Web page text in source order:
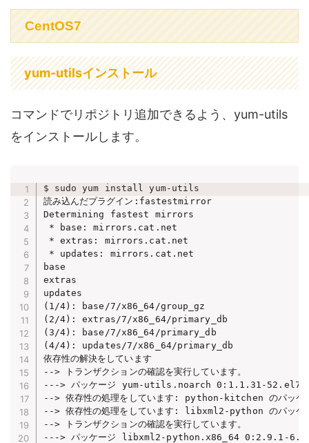
CentOS7
yum-utilsインストール
コマンドでリポジトリ追加できるよう、yum-utils
をインストールします。
$ sudo yum install yum-utils
読み込んだプラグイン:fastestmirror
Determining fastest mirrors
* base: mirrors.cat.net
* extras: mirrors.cat.net
* updates: mirrors.cat.net
base
extras
updates
(1/4): base/7/x86_64/group_gz
(2/4): extras/7/x86_64/primary_db
(3/4): base/7/x86_64/primary_db
(4/4): updates/7/x86_64/primary_db
依存性の解決をしています
--> トランザクションの確認を実行しています。
---> パッケージ yum-utils.noarch 0:1.1.31-52.el7 を
--> 依存性の処理をしています: python-kitchen のパ
--> 依存性の処理をしています: libxml2-python のパ
--> トランザクションの確認を実行しています。
---> パッケージ libxml2-python.x86_64 0:2.9.1-